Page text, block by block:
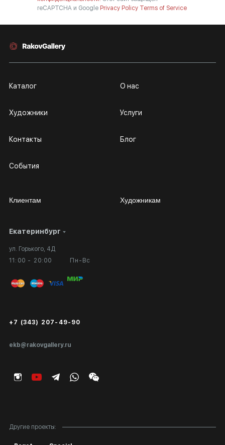
reCAPTCHA и Google Privacy Policy Terms of Service
Екатеринбург
ул. Горького, 4Д
11:00 - 20:00
Пн-Вс
ekb@rakovgallery.ru
+7 (343) 207-49-90
Каталог
Художники
Контакты
События
О нас
Услуги
Блог
Другие проекты:
Клиентам
Личный кабинет
Вопросы и ответы
Публичная оферта
Экспертиза/Вывоз за границу
Подарочные сертификаты
Художникам
Сотрудничество
Выставка в галерее